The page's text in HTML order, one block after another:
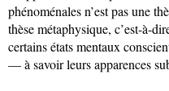
phénoménales n’est pas une
thèse métaphysique, c’est-à-
certains états mentaux
— à savoir leurs apparences